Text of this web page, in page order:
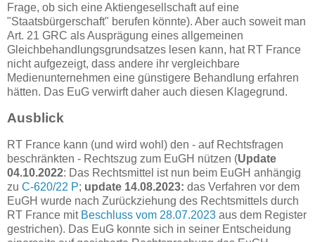
Frage, ob sich eine Aktiengesellschaft auf eine
"Staatsbürgerschaft" berufen könnte). Aber auch soweit man
Art. 21 GRC als Ausprägung eines allgemeinen
Gleichbehandlungsgrundsatzes lesen kann, hat RT France
nicht aufgezeigt, dass andere ihr vergleichbare
Medienunternehmen eine günstigere Behandlung erfahren
hätten. Das EuG verwirft daher auch diesen Klagegrund.
Ausblick
RT France kann (und wird wohl) den - auf Rechtsfragen
beschränkten - Rechtszug zum EuGH nützen (Update
04.10.2022: Das Rechtsmittel ist nun beim EuGH anhängig
zu C-620/22 P; update 14.08.2023: das Verfahren vor dem
EuGH wurde nach Zurückziehung des Rechtsmittels durch
RT France mit Beschluss vom 28.07.2023 aus dem Register
gestrichen). Das EuG konnte sich in seiner Entscheidung